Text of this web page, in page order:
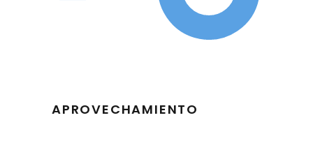
APROVECHAMIENTO